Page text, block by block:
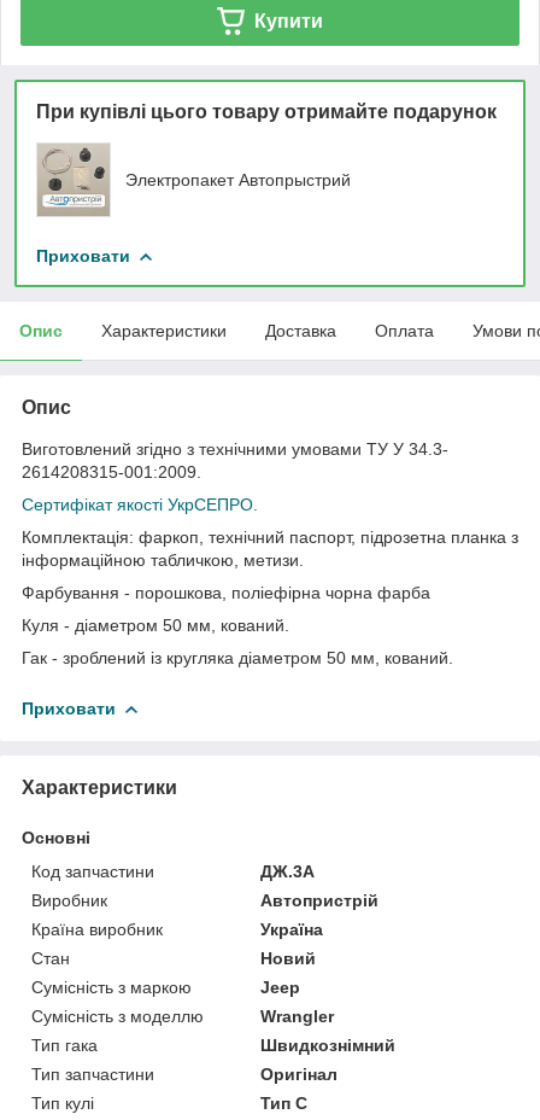
Купити
При купівлі цього товару отримайте подарунок
Электропакет Автопрыстрий
Приховати
Опис Характеристики Доставка Оплата Умови
Опис
Виготовлений згідно з технічними умовами ТУ У 34.3-
2614208315-001:2009.
Сертифікат якості УкрСЕПРО.
Комплектація: фаркоп, технічний паспорт, підрозетна планка з
інформаційною табличкою, метизи.
Фарбування - порошкова, поліефірна чорна фарба
Куля - діаметром 50 мм, кований.
Гак - зроблений із кругляка діаметром 50 мм, кований.
Приховати
Характеристики
Основні
Код запчастини
ДЖ.3А
Виробник
Автопристрій
Країна виробник
Україна
Стан
Новий
Сумісність з маркою
Jeep
Сумісність з моделлю
Wrangler
Тип гака
Швидкознімний
Тип запчастини
Оригінал
Тип кулі
Тип C